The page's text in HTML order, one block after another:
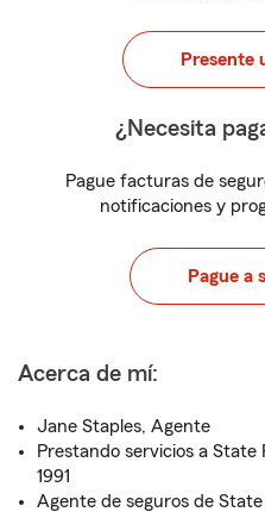
Presente
¿Necesita
Pague facturas de
notificaciones y
Pague a
Acerca de mí:
Jane Staples, Agente
Prestando servicios a
1991
Agente de seguros de